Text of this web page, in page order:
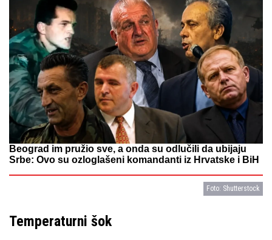
Beograd im pružio sve, a onda su odlučili da ubijaju
Srbe: Ovo su ozloglašeni komandanti iz Hrvatske i BiH
Foto: Shutterstock
Temperaturni šok